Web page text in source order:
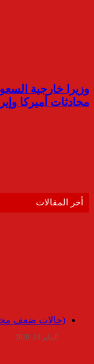
وزيرا خارجية
محادثات أميركا
أخر المقالات
(حالات ضعف
يناير 14, 2020